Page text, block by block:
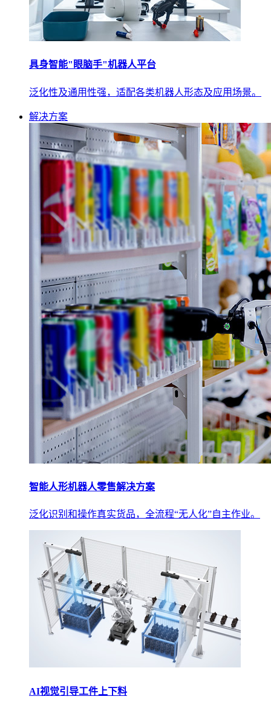
具身智能"眼脑手"机器人平台
泛化性及通用性强，适配各类机器人形态及应用场景。
解决方案
智能人形机器人零售解决方案
泛化识别和操作真实货品，全流程“无人化”自主作业。
AI视觉引导工件上下料